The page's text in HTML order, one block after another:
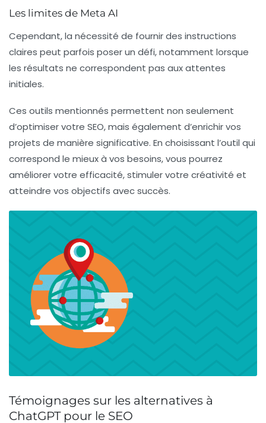
Les limites de Meta AI
Cependant, la nécessité de fournir des instructions
claires peut parfois poser un défi, notamment lorsque
les résultats ne correspondent pas aux attentes
initiales.
Ces outils mentionnés permettent non seulement
d’optimiser votre SEO, mais également d’enrichir vos
projets de manière significative. En choisissant l’outil qui
correspond le mieux à vos besoins, vous pourrez
améliorer votre efficacité, stimuler votre créativité et
atteindre vos objectifs avec succès.
Témoignages sur les alternatives à
ChatGPT pour le SEO